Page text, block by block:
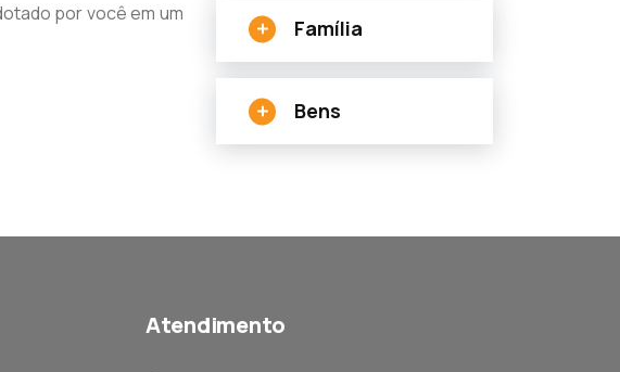
por você em um
Família
Bens
Atendimento